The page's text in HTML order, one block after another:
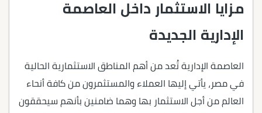
مزايا الاستثمار داخل العاصمة
الإدارية الجديدة
العاصمة الإدارية تُعد من أهم المناطق الاستثمارية الحالية
في مصر، يأتي إليها العملاء والمستثمرون من كافة أنحاء
العالم من أجل الاستثمار بها وهما ضامنين بأنهم سيحققون